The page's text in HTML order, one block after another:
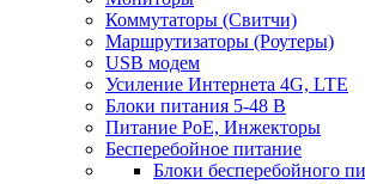
Коммутаторы (Свитчи)
Маршрутизаторы (Роутеры)
USB модем
Усиление Интернета 4G, LTE
Блоки питания 5-48 В
Питание PoE, Инжекторы
Бесперебойное питание
Блоки бесперебойного